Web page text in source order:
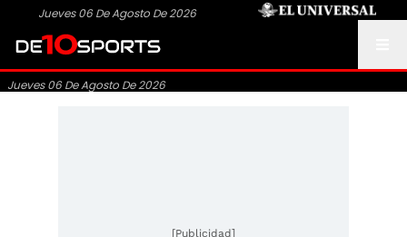
Jueves 06 De Agosto De 2026
Jueves 06 De Agosto De 2026
[Publicidad]